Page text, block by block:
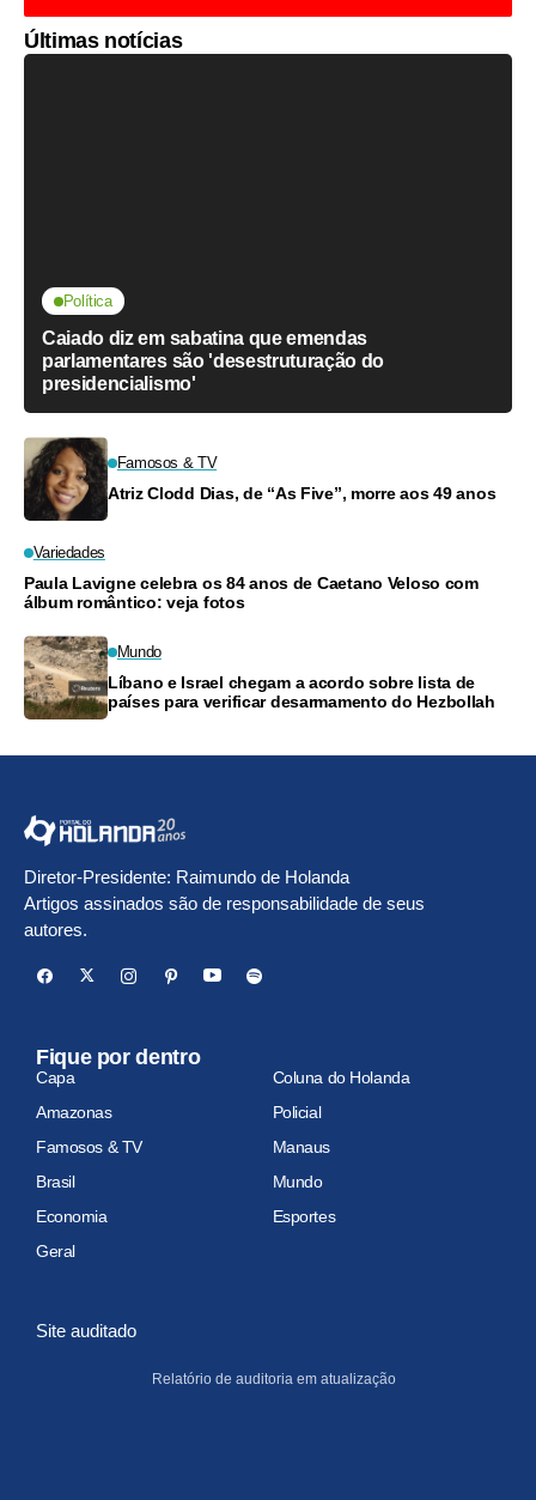
Últimas notícias
Política
Caiado diz em sabatina que emendas
parlamentares são 'desestruturação do
presidencialismo'
Famosos & TV
Atriz Clodd Dias, de “As Five”, morre aos 49 anos
Variedades
Paula Lavigne celebra os 84 anos de Caetano Veloso com
álbum romântico: veja fotos
Mundo
Líbano e Israel chegam a acordo sobre lista de
países para verificar desarmamento do Hezbollah
Diretor-Presidente: Raimundo de Holanda
Artigos assinados são de responsabilidade de seus
autores.
Fique por dentro
Capa
Coluna do Holanda
Amazonas
Policial
Famosos & TV
Manaus
Brasil
Mundo
Economia
Esportes
Geral
Site auditado
Relatório de auditoria em atualização